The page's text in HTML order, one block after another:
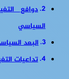
دوافع
السياسي
البعد
تداعيات